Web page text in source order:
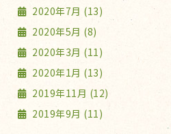
2020年7月 (13)
2020年5月 (8)
2020年3月 (11)
2020年1月 (13)
2019年11月 (12)
2019年9月 (11)